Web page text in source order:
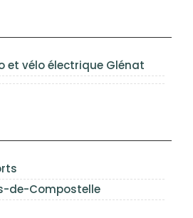
et vélo électrique Glénat
de-Compostelle